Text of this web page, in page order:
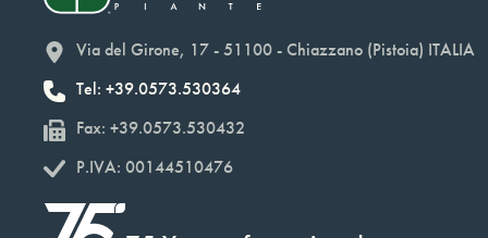
Via del Girone, 17 - 51100 - Chiazzano (Pistoia) ITALIA
Tel: +39.0573.530364
Fax: +39.0573.530432
P.IVA: 00144510476